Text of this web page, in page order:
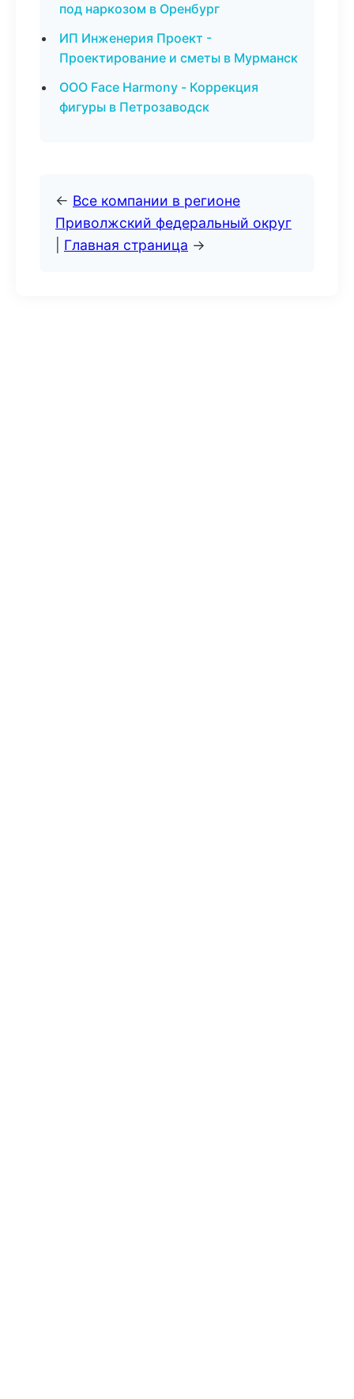
под наркозом в Оренбург
ИП Инженерия Проект -
Проектирование и сметы в Мурманск
ООО Face Harmony - Коррекция
фигуры в Петрозаводск
← Все компании в регионе
Приволжский федеральный округ
Главная страница →